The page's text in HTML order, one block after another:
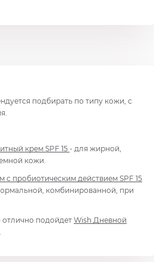
подбирать по типу кожи, с
крем SPF 15 - для жирной,
кожи.
пробиотическим действием SPF 15
комбинированной, при
подойдет Wish Дневной